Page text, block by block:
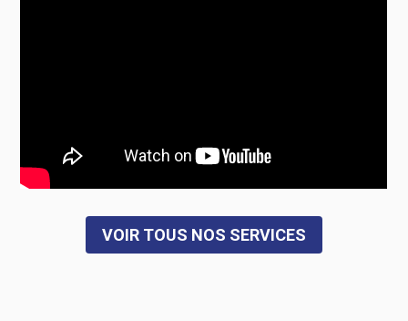
VOIR TOUS NOS SERVICES